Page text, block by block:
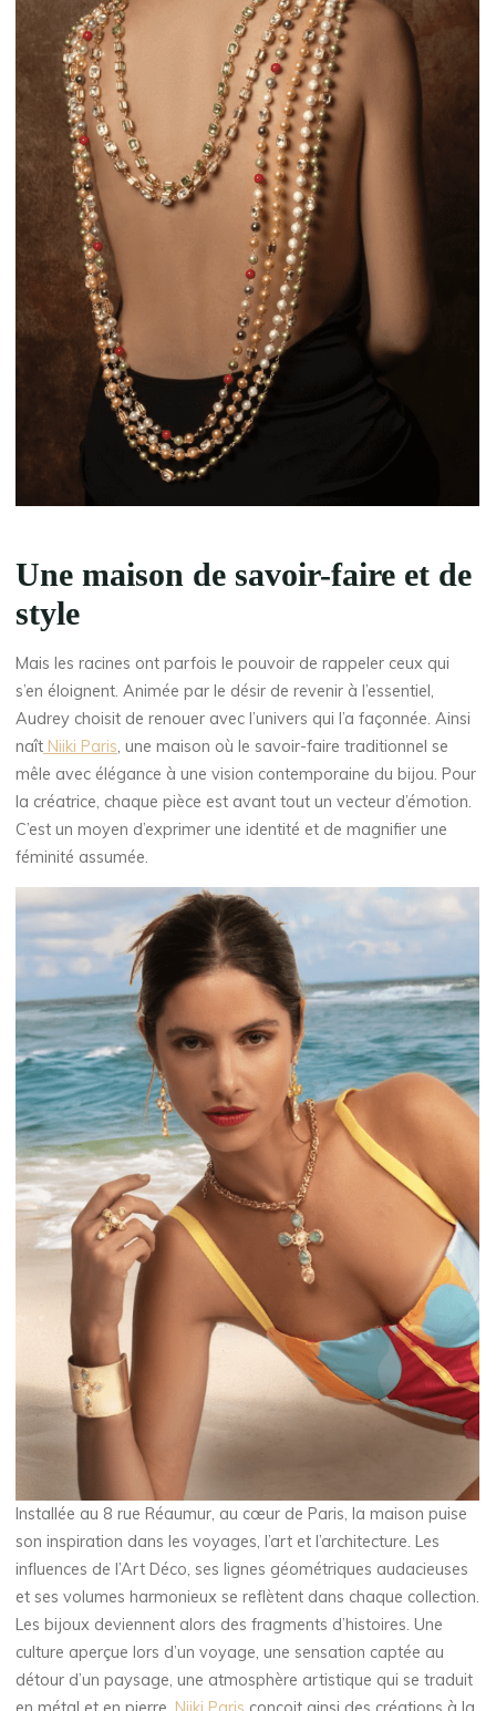
Une maison de savoir-faire et de
style
Mais les racines ont parfois le pouvoir de rappeler ceux qui
s’en éloignent. Animée par le désir de revenir à l’essentiel,
Audrey choisit de renouer avec l’univers qui l’a façonnée. Ainsi
naît Niiki Paris, une maison où le savoir-faire traditionnel se
mêle avec élégance à une vision contemporaine du bijou. Pour
la créatrice, chaque pièce est avant tout un vecteur d’émotion.
C’est un moyen d’exprimer une identité et de magnifier une
féminité assumée.
Installée au 8 rue Réaumur, au cœur de Paris, la maison puise
son inspiration dans les voyages, l’art et l’architecture. Les
influences de l’Art Déco, ses lignes géométriques audacieuses
et ses volumes harmonieux se reflètent dans chaque collection.
Les bijoux deviennent alors des fragments d’histoires. Une
culture aperçue lors d’un voyage, une sensation captée au
détour d’un paysage, une atmosphère artistique qui se traduit